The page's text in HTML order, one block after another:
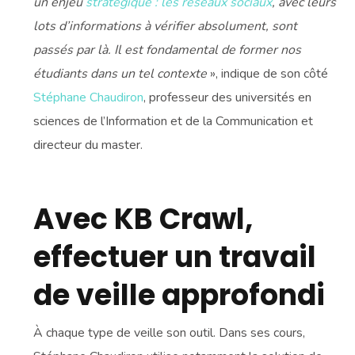
lots d’informations à vérifier absolument, sont
passés par là. Il est fondamental de former nos
étudiants dans un tel contexte », indique de son côté
Stéphane Chaudiron, professeur des universités en
sciences de l’Information et de la Communication et
directeur du master.
Avec KB Crawl,
effectuer un travail
de veille approfondi
À chaque type de veille son outil. Dans ses cours,